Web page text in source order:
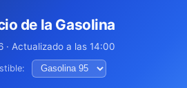
de la Gasolina
· Actualizado a las 14:00